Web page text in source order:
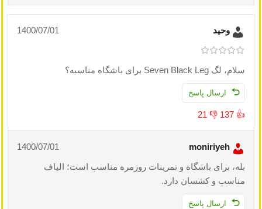
وحید 1400/07/01
سلام، لگ Seven Black Leg برای باشگاه مناسبه؟
ارسال پاسخ
👍
137
👎
21
moniriyeh
1400/07/01
بله، برای باشگاه و تمرینات روزمره مناسب است؛ الیاف
مناسب و کشسان دارد.
ارسال پاسخ